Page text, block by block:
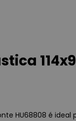
HU68808 é